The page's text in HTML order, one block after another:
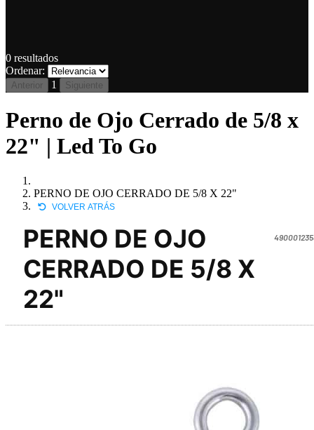
0 resultados
Ordenar:
Anterior 1 Siguiente
Perno de Ojo Cerrado de 5/8 x
22" | Led To Go
PERNO DE OJO CERRADO DE 5/8 X 22"
VOLVER ATRÁS
PERNO DE OJO
CERRADO DE 5/8 X
22"